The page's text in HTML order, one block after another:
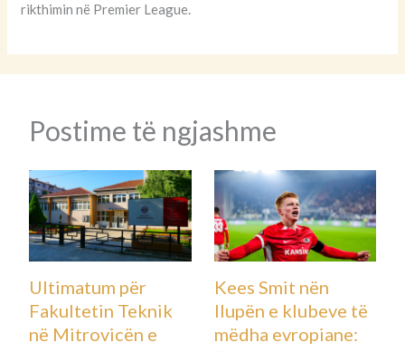
rikthimin në Premier League.
Tragjike! Mbytet anija me